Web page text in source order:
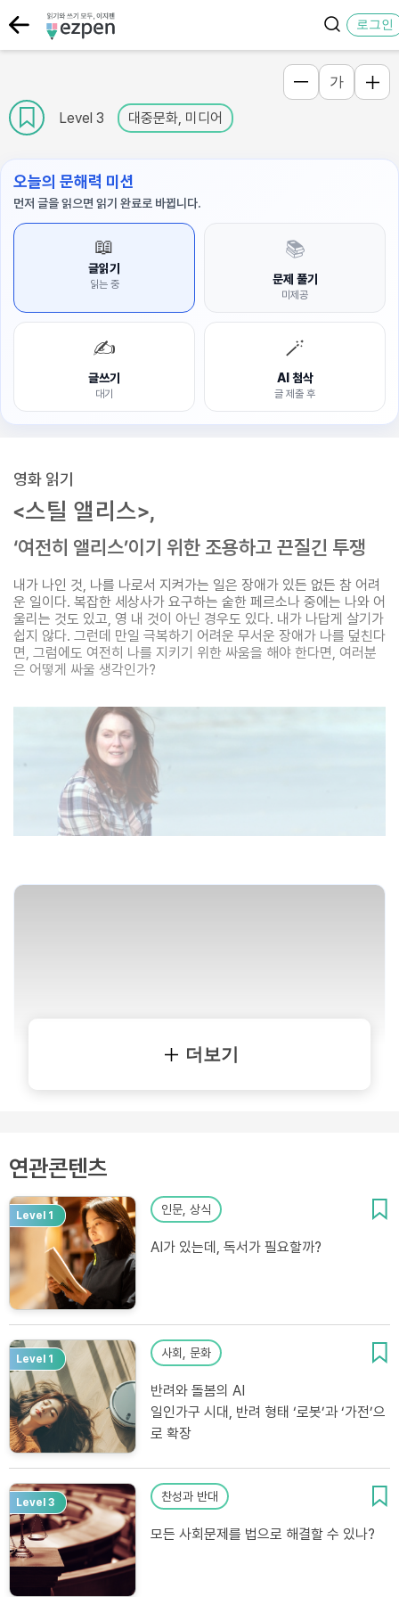
로그인
Level 3 대중문화, 미디어
가
오늘의 문해력 미션
먼저 글을 읽으면 읽기 완료로 바뀝니다.
📖
글읽기
읽는 중
📚
문제 풀기
미제공
✍️
글쓰기
대기
🪄
AI 첨삭
글 제출 후
영화 읽기
<스틸 앨리스>,
‘여전히 앨리스’이기 위한 조용하고 끈질긴 투쟁
내가 나인 것, 나를 나로서 지켜가는 일은 장애가 있든 없든 참 어려
운 일이다. 복잡한 세상사가 요구하는 숱한 페르소나 중에는 나와 어
울리는 것도 있고, 영 내 것이 아닌 경우도 있다. 내가 나답게 살기가
쉽지 않다. 그런데 만일 극복하기 어려운 무서운 장애가 나를 덮친다
면, 그럼에도 여전히 나를 지키기 위한 싸움을 해야 한다면, 여러분
은 어떻게 싸울 생각인가?
더보기
연관콘텐츠
Level 1 인문, 상식
AI가 있는데, 독서가 필요할까?
Level 1 사회, 문화
반려와 돌봄의 AI
일인가구 시대, 반려 형태 ‘로봇’과 ‘가전’으
로 확장
Level 3 찬성과 반대
모든 사회문제를 법으로 해결할 수 있나?